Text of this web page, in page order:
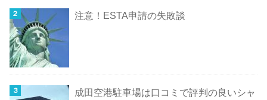
注意！ESTA申請の失敗談
成田空港駐車場は口コミで評判の良いシャ